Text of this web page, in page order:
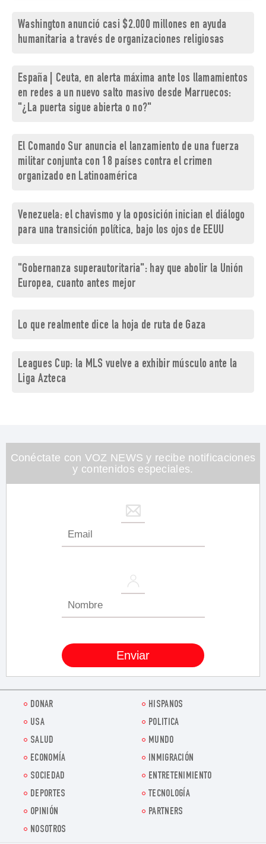
Washington anunció casi $2.000 millones en ayuda
humanitaria a través de organizaciones religiosas
España | Ceuta, en alerta máxima ante los llamamientos
en redes a un nuevo salto masivo desde Marruecos:
"¿La puerta sigue abierta o no?"
El Comando Sur anuncia el lanzamiento de una fuerza
militar conjunta con 18 países contra el crimen
organizado en Latinoamérica
Venezuela: el chavismo y la oposición inician el diálogo
para una transición política, bajo los ojos de EEUU
"Gobernanza superautoritaria": hay que abolir la Unión
Europea, cuanto antes mejor
Lo que realmente dice la hoja de ruta de Gaza
Leagues Cup: la MLS vuelve a exhibir músculo ante la
Liga Azteca
Conéctate con VOZ NEWS y recibe notificaciones
y contenidos especiales.
DONAR
HISPANOS
USA
POLITICA
SALUD
MUNDO
ECONOMÍA
INMIGRACIÓN
SOCIEDAD
ENTRETENIMIENTO
DEPORTES
TECNOLOGÍA
OPINIÓN
PARTNERS
NOSOTROS